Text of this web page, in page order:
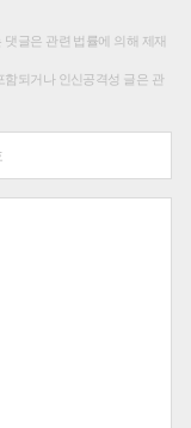
글은 관련 법률에 의해 제재
함되거나 인신공격성 글은 관